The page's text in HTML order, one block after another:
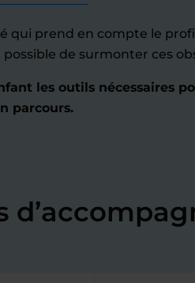
qui prend en compte le
de surmonter ces
les outils nécessaires
parcours.